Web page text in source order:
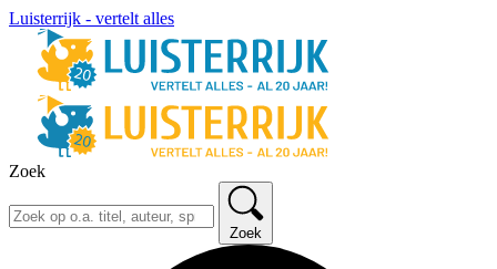
Luisterrijk - vertelt alles
Zoek
Zoek